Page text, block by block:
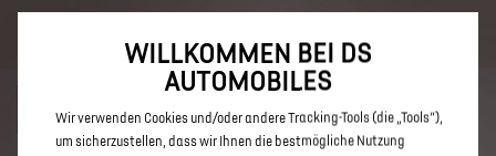
Hybride. Mehr erfahren >>
WILLKOMMEN BEI DS
AUTOMOBILES
Wir verwenden Cookies und/oder andere Tracking-Tools (die „Tools“),
um sicherzustellen, dass wir Ihnen die bestmögliche Nutzung